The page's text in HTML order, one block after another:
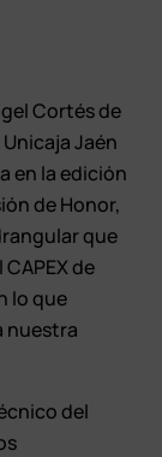
Cortés de
Jaén
en la edición
de Honor,
que
de
lo que
nuestra
del